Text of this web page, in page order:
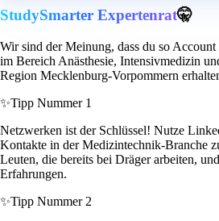
StudySmarter Expertenrat🤫
Wir sind der Meinung, dass du so
im Bereich Anästhesie, Intensivmedizin
Region Mecklenburg-Vorpommern
✨Tipp Nummer 1
Netzwerken ist der Schlüssel! Nutze
Kontakte in der Medizintechnik-Branche
Leuten, die bereits bei Dräger arbeiten,
Erfahrungen.
✨Tipp Nummer 2